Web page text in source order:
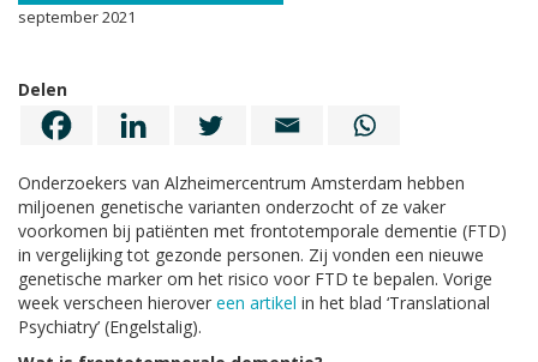
september 2021
Delen
Onderzoekers van Alzheimercentrum Amsterdam hebben
miljoenen genetische varianten onderzocht of ze vaker
voorkomen bij patiënten met frontotemporale dementie (FTD)
in vergelijking tot gezonde personen. Zij vonden een nieuwe
genetische marker om het risico voor FTD te bepalen. Vorige
week verscheen hierover een artikel in het blad ‘Translational
Psychiatry’ (Engelstalig).